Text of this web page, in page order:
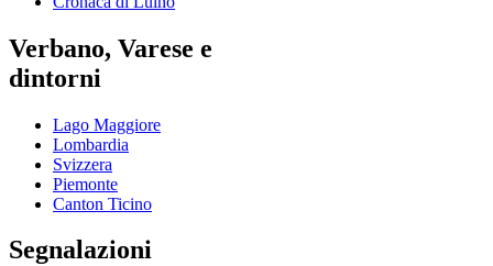
Verbano, Varese e
dintorni
Lago Maggiore
Lombardia
Svizzera
Piemonte
Canton Ticino
Segnalazioni